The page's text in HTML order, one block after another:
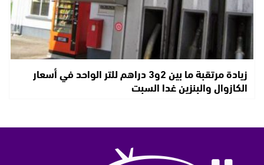
زيادة مرتقبة ما بين 2و3 دراهم للتر الواحد في أسعار
الكازوال والبنزين غدا السبت